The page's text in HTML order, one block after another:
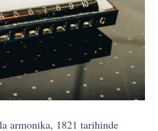
armonika, 1821 tarihinde